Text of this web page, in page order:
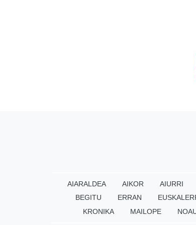
AIARALDEA AIKOR AIURRI
BEGITU
ERRAN
KRONIKA
MAILOPE